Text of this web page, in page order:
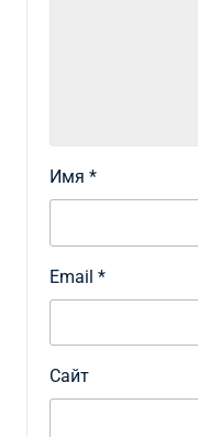
Имя *
Email *
Сайт